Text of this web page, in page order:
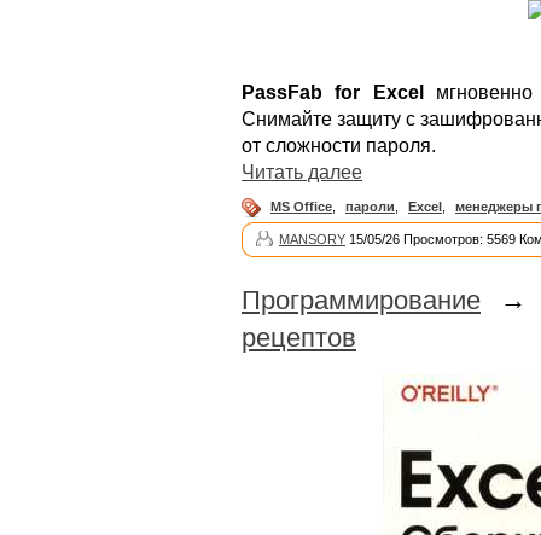
PassFab for Excel
Снимайте защиту с
от сложности пароля.
Читать далее
MS Office пароли Excel менеджеры
MANSORY 15/05/26 Просмотров: 5569
Программирование
рецептов